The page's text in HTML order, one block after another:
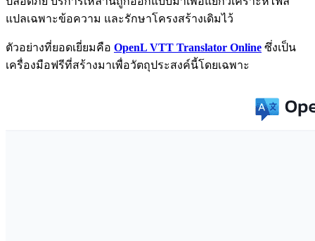
แปลเฉพาะข้อความ และรักษาโครงสร้างเดิมไว้
ตัวอย่างที่ยอดเยี่ยมคือ OpenL VTT Translator Online ซึ่งเป็น
เครื่องมือฟรีที่สร้างมาเพื่อวัตถุประสงค์นี้โดยเฉพาะ